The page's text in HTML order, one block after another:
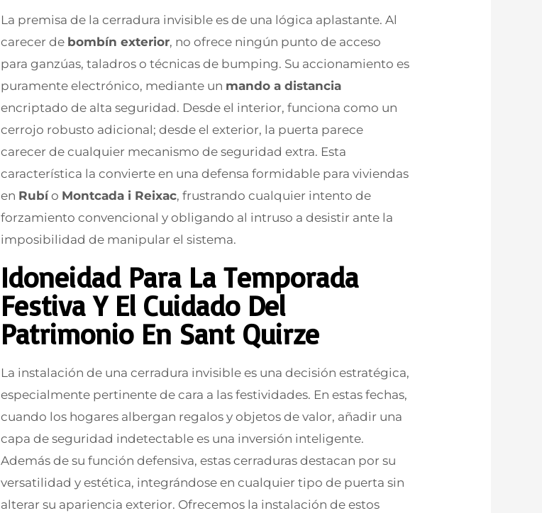
La premisa de la cerradura invisible es de una lógica aplastante. Al
carecer de bombín exterior, no ofrece ningún punto de acceso
para ganzúas, taladros o técnicas de bumping. Su accionamiento es
puramente electrónico, mediante un mando a distancia
encriptado de alta seguridad. Desde el interior, funciona como un
cerrojo robusto adicional; desde el exterior, la puerta parece
carecer de cualquier mecanismo de seguridad extra. Esta
característica la convierte en una defensa formidable para viviendas
en Rubío Montcada i Reixac, frustrando cualquier intento de
forzamiento convencional y obligando al intruso a desistir ante la
imposibilidad de manipular el sistema.
Idoneidad Para La Temporada
Festiva Y El Cuidado Del
Patrimonio En Sant Quirze
La instalación de una cerradura invisible es una decisión estratégica,
especialmente pertinente de cara a las festividades. En estas fechas,
cuando los hogares albergan regalos y objetos de valor, añadir una
capa de seguridad indetectable es una inversión inteligente.
Además de su función defensiva, estas cerraduras destacan por su
versatilidad y estética, integrándose en cualquier tipo de puerta sin
alterar su apariencia exterior. Ofrecemos la instalación de estos